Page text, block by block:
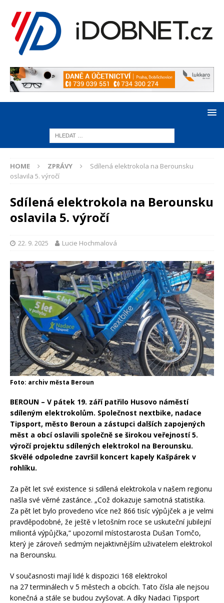
HOME ZPRÁVY
Sdílená elektrokola na Berounsku
oslavila 5. výročí
Sdílená elektrokola na Berounsku
oslavila 5. výročí
22. 9. 2025 Lucie Hochmalová
Foto: archiv města Beroun
BEROUN – V pátek 19. září patřilo Husovo náměstí
sdíleným elektrokolům. Společnost nextbike, nadace
Tipsport, město Beroun a zástupci dalších zapojených
měst a obcí oslavili společně se širokou veřejností 5.
výročí projektu sdílených elektrokol na Berounsku.
Skvělé odpoledne završil koncert kapely Kašpárek v
rohlíku.
Za pět let své existence si sdílená elektrokola v našem regionu
našla své věrné zastánce. „Což dokazuje samotná statistika.
Za pět let bylo provedeno více než 866 tisíc výpůjček a je velmi
pravděpodobné, že ještě v letošním roce se uskuteční jubilejní
miliontá výpůjčka,“ upozornil místostarosta Dušan Tomčo,
který je zároveň sedmým nejaktivnějším uživatelem elektrokol
na Berounsku.
V současnosti mají lidé k dispozici 168 elektrokol
na 27 terminálech v 5 městech a obcích. Tato čísla ale nejsou
konečná a stále se budou zvyšovat. A díky Nadaci Tipsport